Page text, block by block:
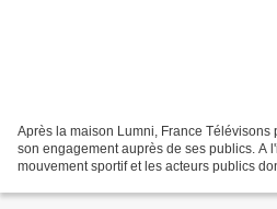
Après la maison Lumni, France Télévisons
son engagement auprès de ses publics. A
mouvement sportif et les acteurs publics